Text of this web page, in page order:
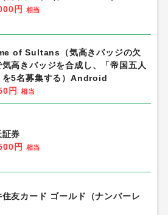
円
相当
of Sultans（気高きバッジの欠
気高きバッジを合成し、「帝国五人
を5名募集する）Android
円
相当
証券
円
相当
住友カード ゴールド（ナンバーレ